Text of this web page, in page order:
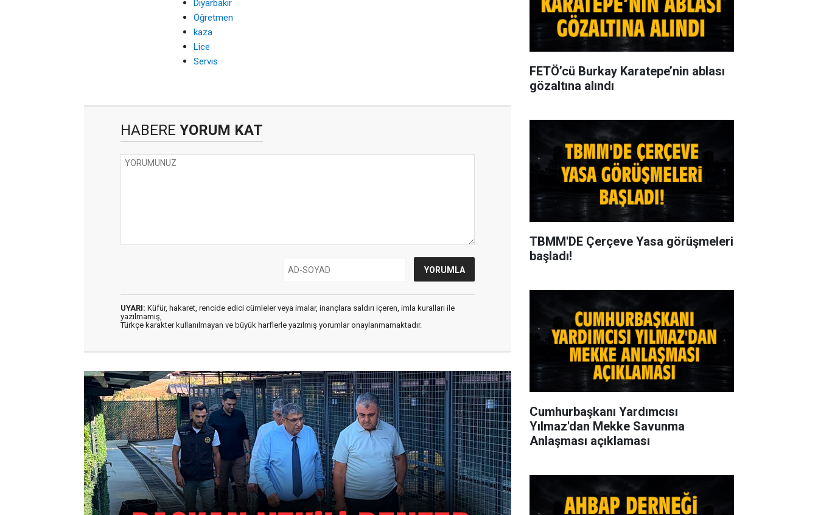
Diyarbakır
Öğretmen
kaza
Lice
Servis
HABERE YORUM KAT
UYARI: Küfür, hakaret, rencide edici cümleler veya imalar, inançlara saldırı içeren, imla kuralları ile
yazılmamış,
Türkçe karakter kullanılmayan ve büyük harflerle yazılmış yorumlar onaylanmamaktadır.
FETÖ’cü Burkay Karatepe’nin ablası
gözaltına alındı
TBMM'DE Çerçeve Yasa görüşmeleri
başladı!
Cumhurbaşkanı Yardımcısı
Yılmaz'dan Mekke Savunma
Anlaşması açıklaması